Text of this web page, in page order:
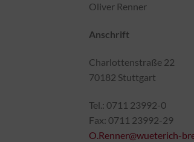
Oliver Renner
Anschrift
Charlottenstraße 22
70182 Stuttgart
Tel.: 0711 23992-0
Fax: 0711 23992-29
O.Renner@wueterich-